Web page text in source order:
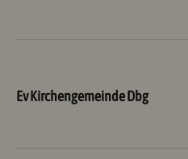
Ev Kirchengemeinde Dbg